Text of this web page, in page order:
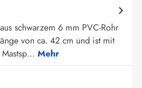
schwarzem 6 mm PVC-Rohr
von ca. 42 cm und ist mit
Mehr